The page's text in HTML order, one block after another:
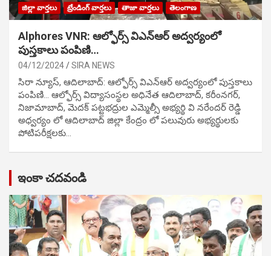
జిల్లా వార్తలు ట్రేండింగ్ వార్తలు తాజా వార్తలు తెలంగాణ
Alphores VNR: ఆల్ఫోర్స్ విఎన్ఆర్ అద్వర్యంలో
పుస్తకాలు పంపిణి…
04/12/2024 SIRA NEWS
సిరా న్యూస్, ఆదిలాబాద్: ఆల్ఫోర్స్ విఎన్ఆర్ అద్వర్యంలో పుస్తకాలు
పంపిణి… ఆల్ఫోర్స్ విద్యాసంస్థల అధినేత ఆదిలాబాద్, కరీంనగర్,
నిజామాబాద్, మెదక్ పట్టభద్రుల ఎమ్మెల్సీ అభ్యర్థి వి నరేందర్ రెడ్డి
అధ్వర్యం లో ఆదిలాబాద్ జిల్లా కేంద్రం లో పలువురు అభ్యర్థులకు
పోటిప‌రీక్ష‌ల‌కు…
ఇంకా చదవండి